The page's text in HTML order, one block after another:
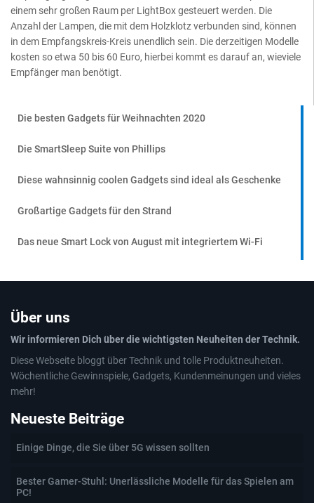
einem sehr großen Raum per LightBox gesteuert werden. Die
Anzahl der Lampen, die mit dem Holzklotz verbunden sind, können
in dem Empfangskreis-Kreis unendlich sein. Die derzeitigen Modelle
kosten so etwa 50 bis 60 Euro, hierbei kommt es darauf an, wieviele
Empfänger man benötigt.
Die besten Gadgets für Weihnachten 2020
Die SmartSleep Suite von Phillips
Diese wahnsinnig coolen Gadgets sind ideal als Geschenke
Großartige Gadgets für den Strand
Das neue Smart Lock von August mit integriertem Wi-Fi
Über uns
Wir informieren Dich über die wichtigsten Neuheiten der Technik.
Diese Webseite bloggt über Technik und tolle Produktneuheiten.
Wöchentliche Gewinnspiele, Gadgets, Kundenmeinungen und vieles
mehr!
Neueste Beiträge
Einige Dinge, die Sie über 5G wissen sollten
Bester Gamer-Stuhl: Unerlässliche Modelle für das Spielen am
PC!